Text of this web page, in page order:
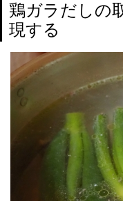
鶏ガラだしの
現する